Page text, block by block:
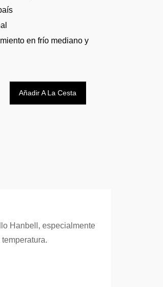
en frío mediano y
Añadir A La Cesta
Hanbell, especialmente